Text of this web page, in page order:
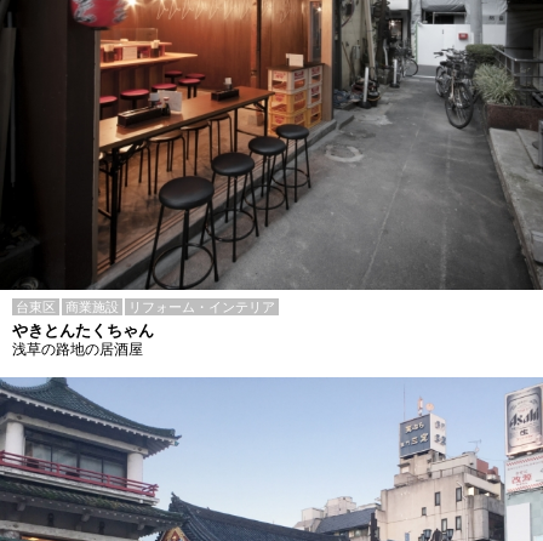
台東区 商業施設 リフォーム・インテリア
やきとんたくちゃん
浅草の路地の居酒屋